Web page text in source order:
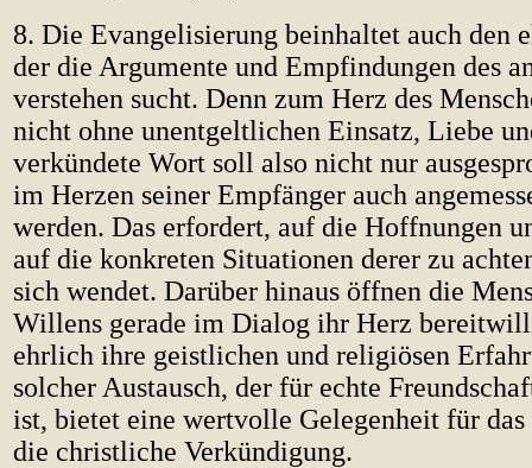
8. Die Evangelisierung beinhaltet auch den
der die Argumente und Empfindungen des
verstehen sucht. Denn zum Herz des
nicht ohne unentgeltlichen Einsatz, Liebe
verkündete Wort soll also nicht nur
im Herzen seiner Empfänger auch
werden. Das erfordert, auf die Hoffnungen
auf die konkreten Situationen derer zu
sich wendet. Darüber hinaus öffnen die
Willens gerade im Dialog ihr Herz
ehrlich ihre geistlichen und religiösen
solcher Austausch, der für echte
ist, bietet eine wertvolle Gelegenheit für
die christliche Verkündigung.